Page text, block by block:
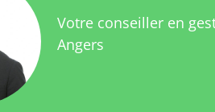
Votre conseiller en
Angers